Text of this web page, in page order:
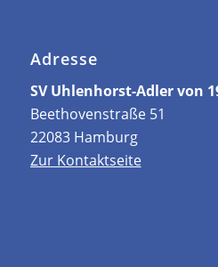
Adresse
SV Uhlenhorst-Adler von
Beethovenstraße 51
22083 Hamburg
Zur Kontaktseite